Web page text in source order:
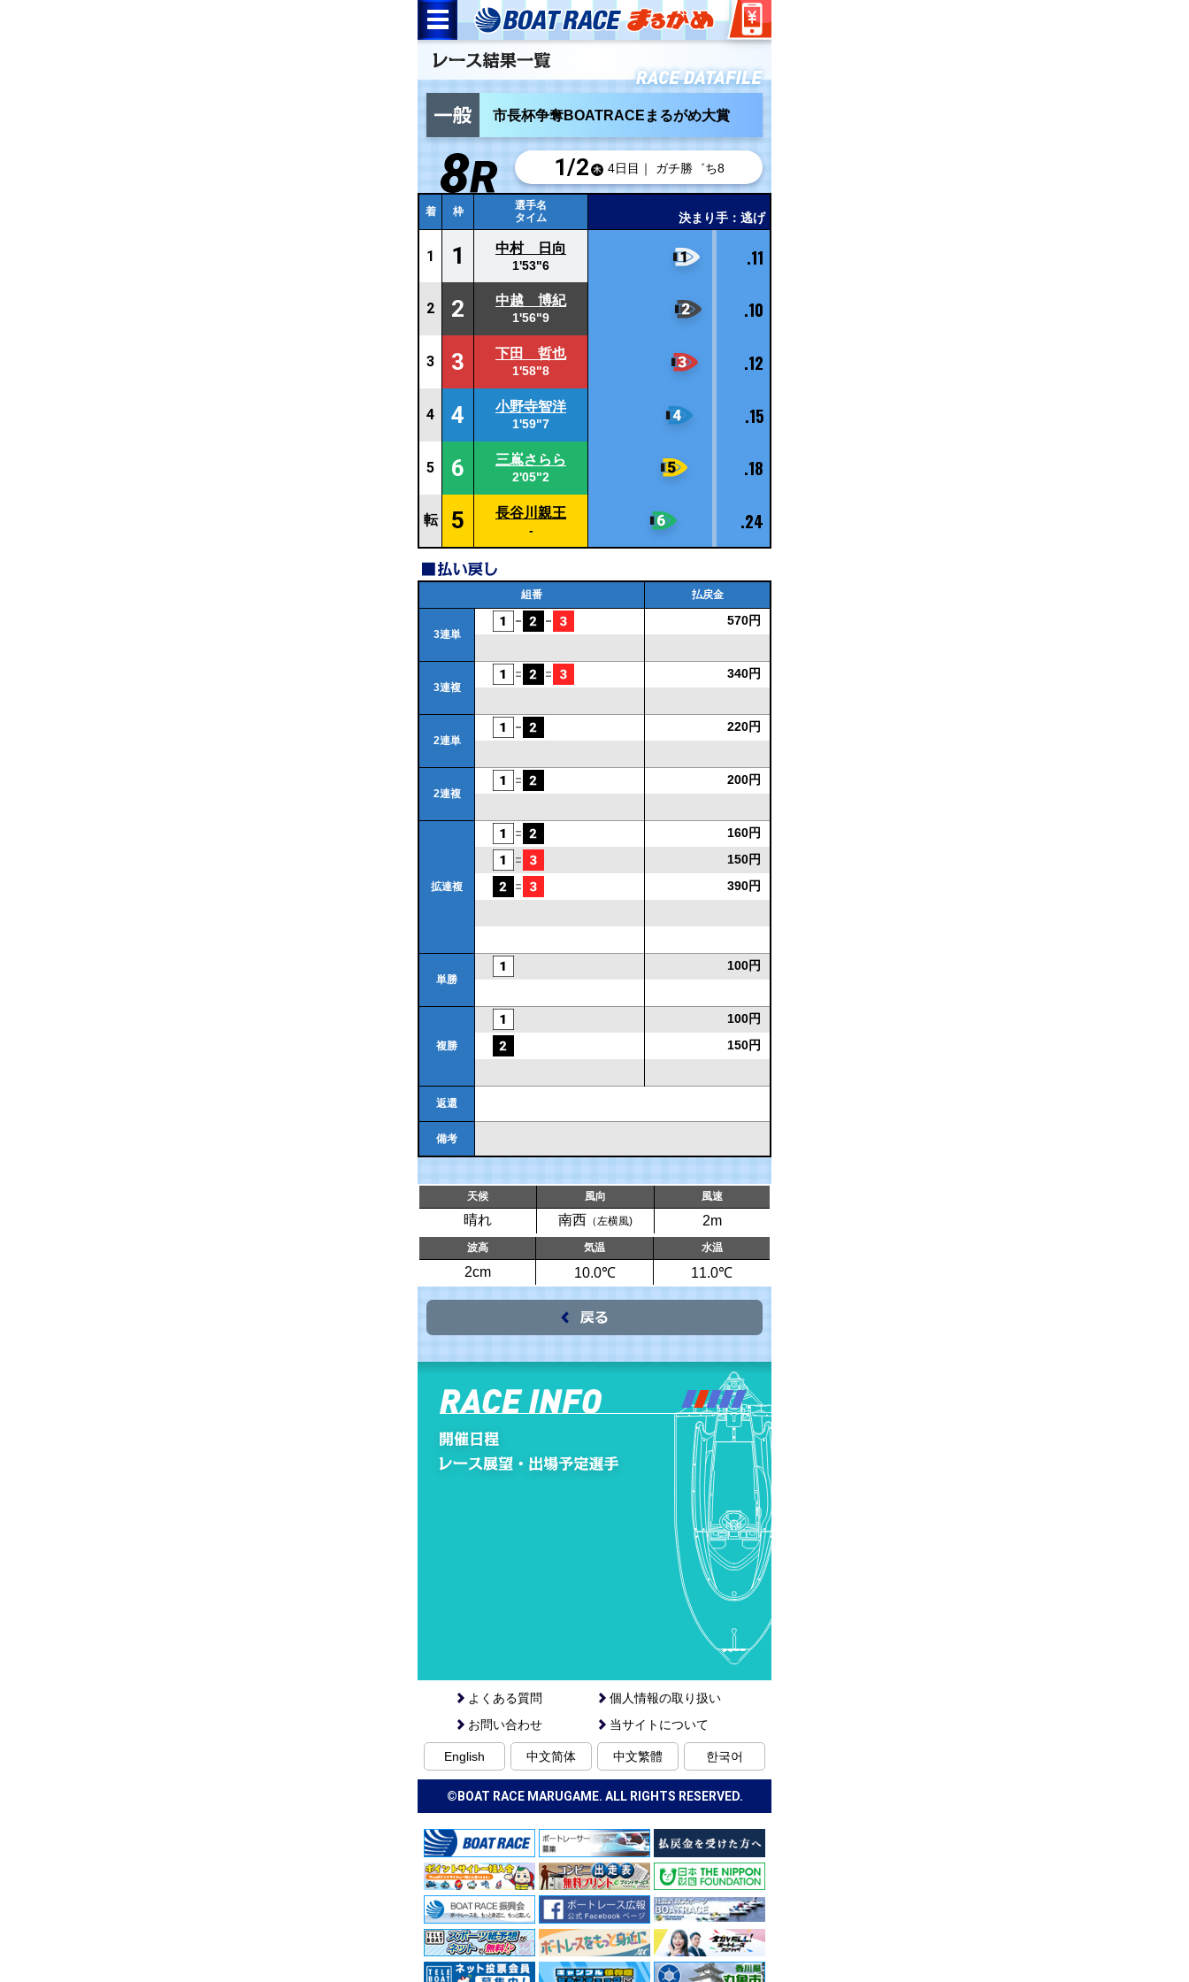
市長杯争奪BOATRACEまるがめ大賞
1/2 4日目｜ ガチ勝゛ち8
着 枠
選手名
タイム
決まり手：逃げ
1 1 中村 日向
1'53"6 .11
.10
.12
.15
.18
.24
2 2 中越 博紀
1'56"9
3 3 下田 哲也
1'58"8
4 4 小野寺智洋
1'59"7
5 6 三嶌さらら
2'05"2
転 5 長谷川親王
-
組番 払戻金
3連単
570円
3連複
340円
2連単
220円
2連複
200円
拡連複
160円
150円
390円
単勝
100円
複勝
100円
150円
返還
備考
天候 風向 風速
晴れ 南西 （左横風) 2m
波高 気温 水温
2cm 10.0℃ 11.0℃
よくある質問
個人情報の取り扱い
お問い合わせ
当サイトについて
English 中文简体 中文繁體 한국어
©BOAT RACE MARUGAME. ALL RIGHTS RESERVED.